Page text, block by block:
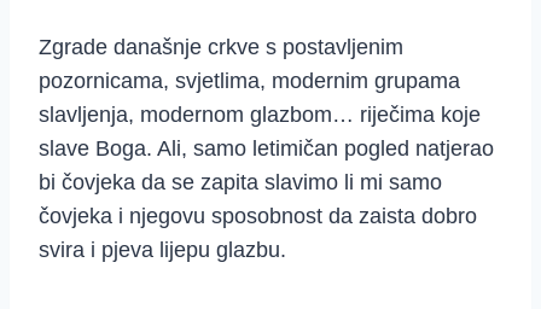
Zgrade današnje crkve s postavljenim
pozornicama, svjetlima, modernim grupama
slavljenja, modernom glazbom… riječima koje
slave Boga. Ali, samo letimičan pogled natjerao
bi čovjeka da se zapita slavimo li mi samo
čovjeka i njegovu sposobnost da zaista dobro
svira i pjeva lijepu glazbu.